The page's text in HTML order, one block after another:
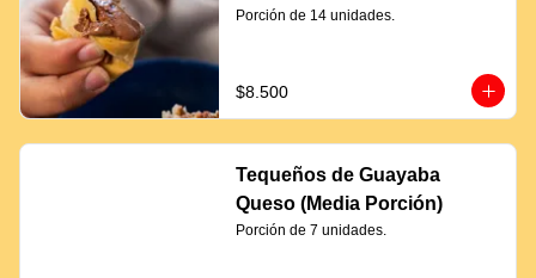
Porción de 14 unidades.
$8.500
Tequeños de Guayaba
Queso (Media Porción)
Porción de 7 unidades.